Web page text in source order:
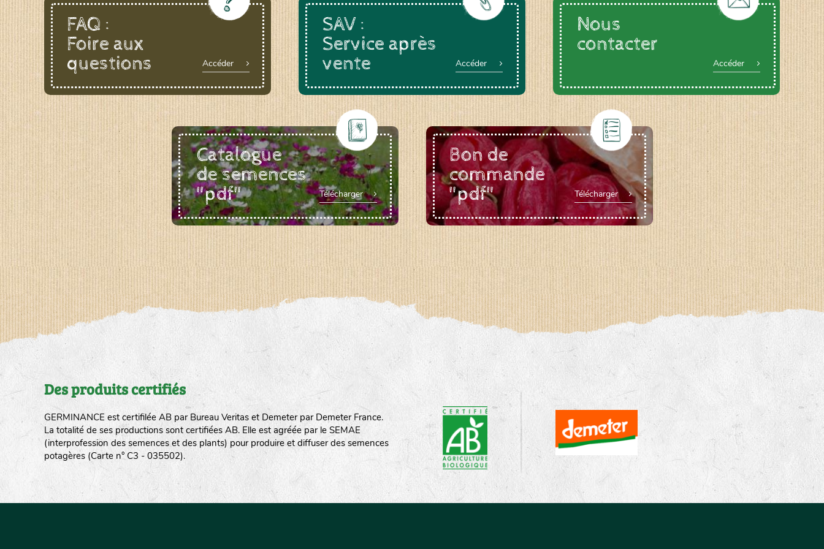
LE BIAU GERME (LBG)
SATIVA RHEINAU (SAD)
www.sativa-rheinau.ch
SEMAILLES (SEM)
www.semaille.com
FAQ :
Foire aux
questions
Accéder
SAV :
Service après
vente
Accéder
Nous
contacter
Accéder
Catalogue
de semences
"pdf"
Télécharger
Bon de
commande
"pdf"
Télécharger
Des produits certifiés
GERMINANCE est certifilée AB par Bureau Veritas et Demeter par Demeter France.
La totalité de ses productions sont certifiées AB. Elle est agréée par le SEMAE
(interprofession des semences et des plants) pour produire et diffuser des semences
potagères (Carte n° C3 - 035502).